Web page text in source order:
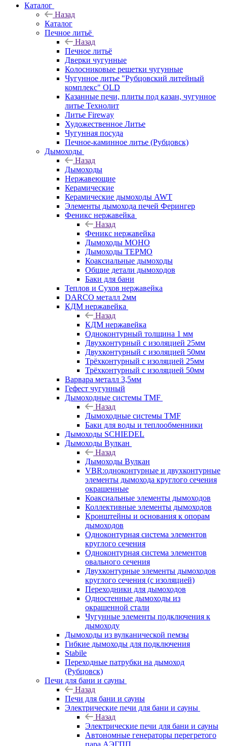
Каталог
Назад
Каталог
Печное литьё
Назад
Печное литьё
Дверки чугунные
Колосниковые решетки чугунные
Чугунное литье "Рубцовский литейный
комплекс" OLD
Казанные печи, плиты под казан, чугунное
литье Технолит
Литье Fireway
Художественное Литье
Чугунная посуда
Печное-каминное литье (Рубцовск)
Дымоходы
Назад
Дымоходы
Нержавеющие
Керамические
Керамические дымоходы AWT
Элементы дымохода печей Ферингер
Феникс нержавейка
Назад
Феникс нержавейка
Дымоходы МОНО
Дымоходы ТЕРМО
Коаксиальные дымоходы
Общие детали дымоходов
Баки для бани
Теплов и Сухов нержавейка
DARCO металл 2мм
КДМ нержавейка
Назад
КДМ нержавейка
Одноконтурный толщина 1 мм
Двухконтурный с изоляцией 25мм
Двухконтурный с изоляцией 50мм
Трёхконтурный с изоляцией 25мм
Трёхконтурный с изоляцией 50мм
Варвара металл 3,5мм
Гефест чугунный
Дымоходные системы TMF
Назад
Дымоходные системы TMF
Баки для воды и теплообменники
Дымоходы SCHIEDEL
Дымоходы Вулкан
Назад
Дымоходы Вулкан
VBR:одноконтурные и двухконтурные
элементы дымохода круглого сечения
окрашенные
Коаксиальные элементы дымоходов
Коллективные элементы дымоходов
Кронштейны и основания к опорам
дымоходов
Одноконтурная система элементов
круглого сечения
Одноконтурная система элементов
овального сечения
Двухконтурные элементы дымоходов
круглого сечения (с изоляцией)
Переходники для дымоходов
Одностенные дымоходы из
окрашенной стали
Чугунные элементы подключения к
дымоходу
Дымоходы из вулканической пемзы
Гибкие дымоходы для подключения
Stabile
Переходные патрубки на дымоход
(Рубцовск)
Печи для бани и сауны
Назад
Печи для бани и сауны
Электрические печи для бани и сауны
Назад
Электрические печи для бани и сауны
Автономные генераторы перегретого
пара АЭГПП